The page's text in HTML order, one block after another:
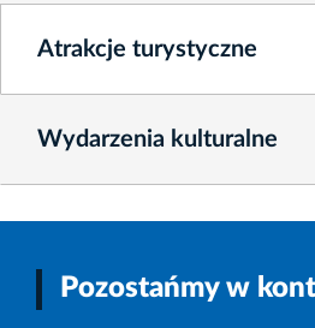
Atrakcje turystyczne
Wydarzenia kulturalne
Pozostańmy w